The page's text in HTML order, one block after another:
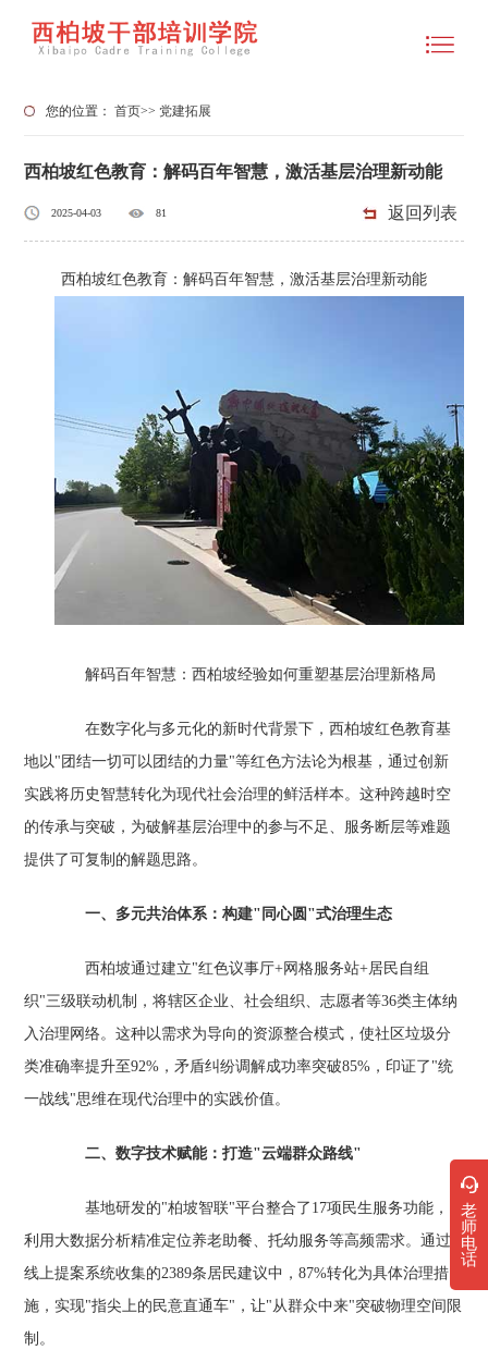
您的位置：首页>> 党建拓展
西柏坡红色教育：解码百年智慧，激活基层治理新动能
2025-04-03 81 返回列表
西柏坡红色教育：解码百年智慧，激活基层治理新动能
解码百年智慧：西柏坡经验如何重塑基层治理新格局
在数字化与多元化的新时代背景下，西柏坡红色教育基
地以"团结一切可以团结的力量"等红色方法论为根基，通过创新
实践将历史智慧转化为现代社会治理的鲜活样本。这种跨越时空
的传承与突破，为破解基层治理中的参与不足、服务断层等难题
提供了可复制的解题思路。
一、多元共治体系：构建"同心圆"式治理生态
西柏坡通过建立"红色议事厅+网格服务站+居民自组
织"三级联动机制，将辖区企业、社会组织、志愿者等36类主体纳
入治理网络。这种以需求为导向的资源整合模式，使社区垃圾分
类准确率提升至92%，矛盾纠纷调解成功率突破85%，印证了"统
一战线"思维在现代治理中的实践价值。
二、数字技术赋能：打造"云端群众路线"
基地研发的"柏坡智联"平台整合了17项民生服务功能，
利用大数据分析精准定位养老助餐、托幼服务等高频需求。通过
线上提案系统收集的2389条居民建议中，87%转化为具体治理措
施，实现"指尖上的民意直通车"，让"从群众中来"突破物理空间限
制。
老
师
电
话